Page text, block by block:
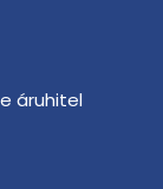
áruhitel